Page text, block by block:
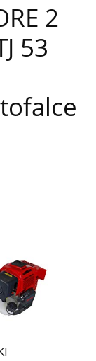
2
53